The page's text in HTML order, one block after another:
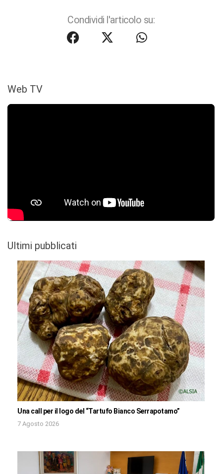
Condividi l'articolo su:
Web TV
Ultimi pubblicati
Una call per il logo del “Tartufo Bianco Serrapotamo”
7 Agosto 2026